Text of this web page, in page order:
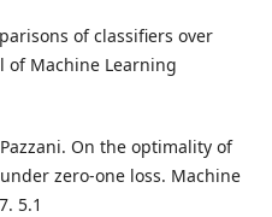
of classifiers over
of Machine Learning
On the optimality of
zero-one loss. Machine
5.1